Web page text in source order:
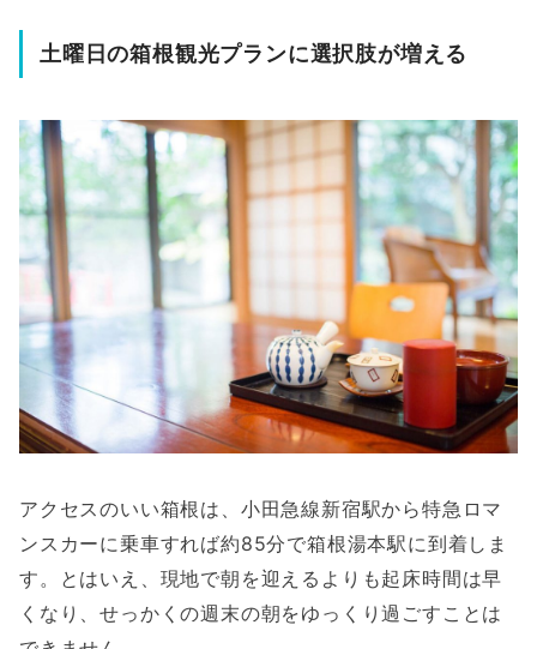
土曜日の箱根観光プランに選択肢が増える
アクセスのいい箱根は、小田急線新宿駅から特急ロマ
ンスカーに乗車すれば約85分で箱根湯本駅に到着しま
す。とはいえ、現地で朝を迎えるよりも起床時間は早
くなり、せっかくの週末の朝をゆっくり過ごすことは